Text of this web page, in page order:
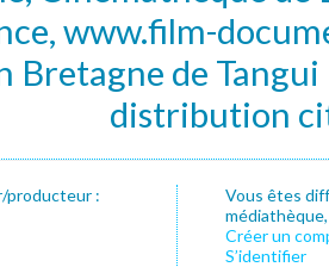
www.film-
Bretagne de
distribution
producteur :
Vous êtes
Créer un
S’identifier